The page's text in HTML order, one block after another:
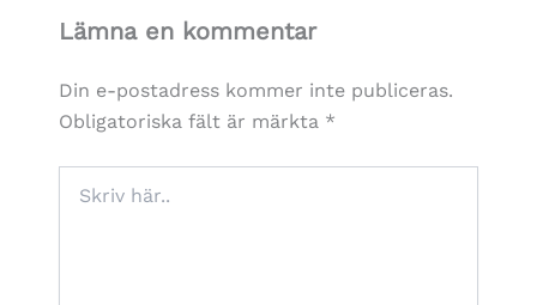
Lämna en kommentar
Din e-postadress kommer inte publiceras.
Obligatoriska fält är märkta *
här..